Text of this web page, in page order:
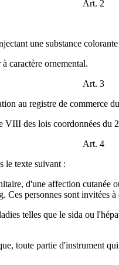
Art. 2
une substance
caractère ornemental.
Art. 3
au registre de commerce
des lois coordonnées du
Art. 4
le texte suivant :
d'une affection
personnes sont invitées
telles que le sida ou
toute partie d'instrument